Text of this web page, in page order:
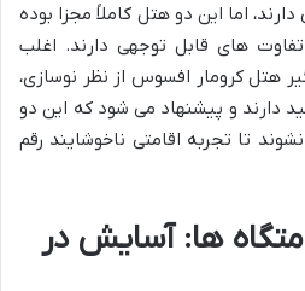
اما این دو هتل کاملاً مجزا بوده
های قابل توجهی دارند. اغلب
هتل کرومار افسوس از نظر نوسازی،
دارند و پیشنهاد می شود که این دو
تا تجربه اقامتی ناخوشایند رقم
ها: آسایش در